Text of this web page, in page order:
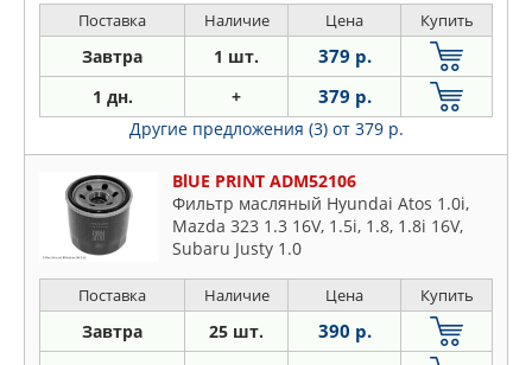
Поставка Наличие Цена Купить
Завтра 1 шт. 379 р.
1 дн. + 379 р.
Другие предложения (3) от 379 р.
BlUE PRINT ADM52106
Фильтр масляный Hyundai Atos 1.0i,
Mazda 323 1.3 16V, 1.5i, 1.8, 1.8i 16V,
Subaru Justy 1.0
Поставка Наличие Цена Купить
Завтра 25 шт. 390 р.